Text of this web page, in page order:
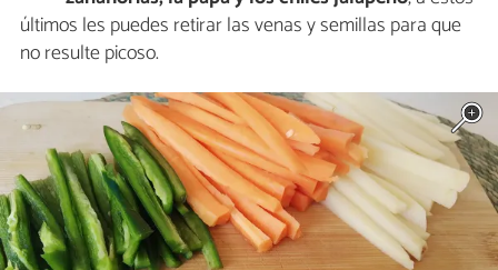
últimos les puedes retirar las venas y semillas para que
no resulte picoso.